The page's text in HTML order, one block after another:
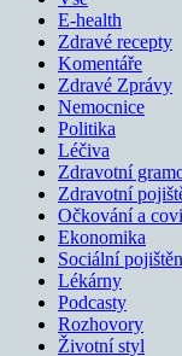
E-health
Zdravé recepty
Komentáře
Zdravé Zprávy
Nemocnice
Politika
Léčiva
Zdravotní
Zdravotní
Očkování a
Ekonomika
Sociální
Lékárny
Podcasty
Rozhovory
Životní styl